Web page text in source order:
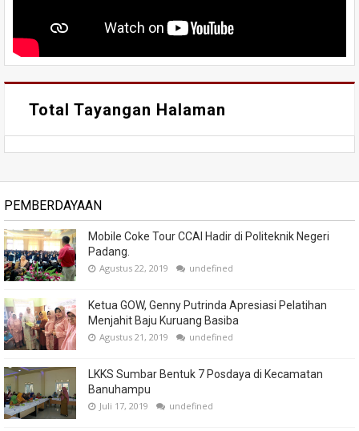
Total Tayangan Halaman
PEMBERDAYAAN
Mobile Coke Tour CCAI Hadir di Politeknik Negeri
Padang.
Agustus 22, 2019 undefined
Ketua GOW, Genny Putrinda Apresiasi Pelatihan
Menjahit Baju Kuruang Basiba
Agustus 21, 2019 undefined
LKKS Sumbar Bentuk 7 Posdaya di Kecamatan
Banuhampu
Juli 17, 2019 undefined